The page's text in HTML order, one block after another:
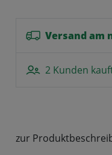
Versand am
2 Kunden
zur